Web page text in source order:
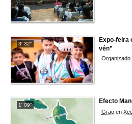
3' 32''
Expo-feira
vén”
1' 09''
Efecto